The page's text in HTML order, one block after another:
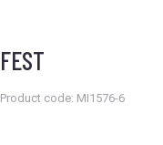
FEST
Product code: MI1576-6